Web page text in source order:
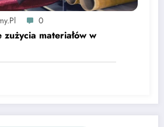
0
materiałów w